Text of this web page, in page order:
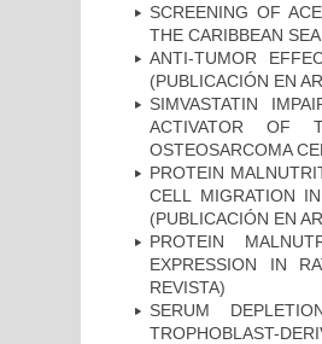
SCREENING OF
THE CARIBBEAN
ANTI-TUMOR
(PUBLICACIÓN EN
SIMVASTATIN
ACTIVATOR OF
OSTEOSARCOMA
PROTEIN
CELL MIGRATION
(PUBLICACIÓN EN
PROTEIN
EXPRESSION IN
REVISTA)
SERUM
TROPHOBLAST-